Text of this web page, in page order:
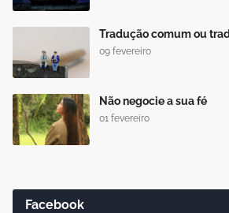
Tradução comum ou
09 fevereiro
Não negocie a sua fé
01 fevereiro
Facebook